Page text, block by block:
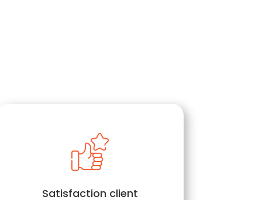
Satisfaction client